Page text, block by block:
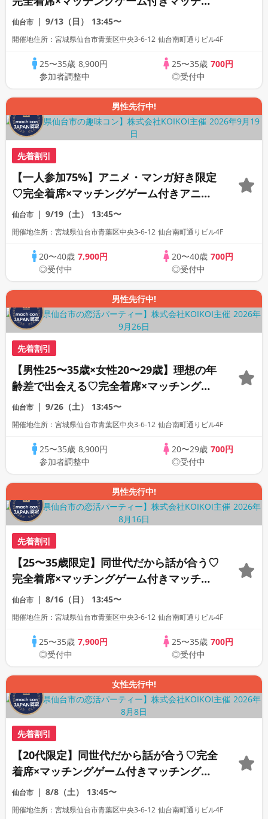
グコン
仙台市 9/13（日） 13:45〜
開催地住所：宮城県仙台市青葉区中央3-6-12 仙台南町通りビル4F
25〜35歳 8,900円
参加者調整中
25〜35歳 700円
◎受付中
男性先行中!
先着割引
【一人参加75%】アニメ・マンガ好き限定
♡完全着席×マッチングゲーム付きアニメ
コン
仙台市 9/19（土） 13:45〜
開催地住所：宮城県仙台市青葉区中央3-6-12 仙台南町通りビル4F
20〜40歳7,900円
◎受付中
20〜40歳 700円
◎受付中
男性先行中!
先着割引
【男性25〜35歳×女性20〜29歳】理想の年
齢差で出会える♡完全着席×マッチングゲ
ーム付きマッチングコン
仙台市 9/26（土） 13:45〜
開催地住所：宮城県仙台市青葉区中央3-6-12 仙台南町通りビル4F
25〜35歳 8,900円
参加者調整中
20〜29歳 700円
◎受付中
男性先行中!
先着割引
【25〜35歳限定】同世代だから話が合う♡
完全着席×マッチングゲーム付きマッチン
グコン
仙台市 8/16（日） 13:45〜
開催地住所：宮城県仙台市青葉区中央3-6-12 仙台南町通りビル4F
25〜35歳7,900円
◎受付中
25〜35歳 700円
◎受付中
女性先行中!
先着割引
【20代限定】同世代だから話が合う♡完全
着席×マッチングゲーム付きマッチングコ
ン
仙台市 8/8（土） 13:45〜
開催地住所：宮城県仙台市青葉区中央3-6-12 仙台南町通りビル4F